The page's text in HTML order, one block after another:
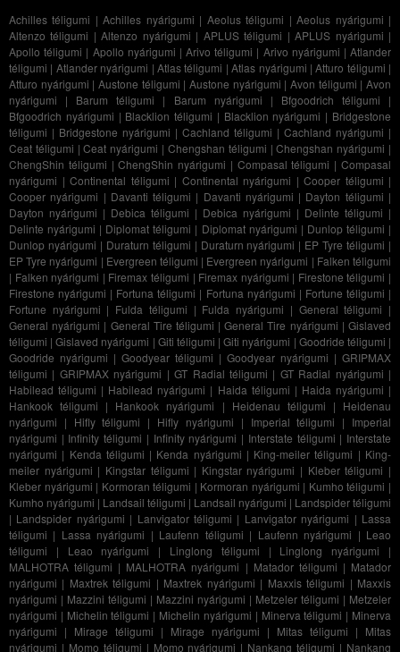
Achilles téligumi |Achilles nyárigumi | Aeolus téligumi |Aeolus nyárigumi |
Altenzo téligumi |Altenzo nyárigumi | APLUS téligumi |APLUS nyárigumi |
Apollo téligumi | Apollo nyárigumi |Arivo téligumi | Arivo nyárigumi |Atlander
téligumi | Atlander nyárigumi | Atlas téligumi |Atlas nyárigumi |Atturo téligumi |
Atturo nyárigumi |Austone téligumi |Austone nyárigumi |Avon téligumi |Avon
nyárigumi | Barum téligumi | Barum nyárigumi | Bfgoodrich téligumi |
Bfgoodrich nyárigumi | Blacklion téligumi | Blacklion nyárigumi | Bridgestone
téligumi | Bridgestone nyárigumi | Cachland téligumi | Cachland nyárigumi |
Ceat téligumi |Ceat nyárigumi | Chengshan téligumi |Chengshan nyárigumi |
ChengShin téligumi |ChengShin nyárigumi | Compasal téligumi |Compasal
nyárigumi | Continental téligumi | Continental nyárigumi | Cooper téligumi |
Cooper nyárigumi | Davanti téligumi | Davanti nyárigumi | Dayton téligumi |
Dayton nyárigumi | Debica téligumi | Debica nyárigumi | Delinte téligumi |
Delinte nyárigumi | Diplomat téligumi | Diplomat nyárigumi | Dunlop téligumi |
Dunlop nyárigumi | Duraturn téligumi | Duraturn nyárigumi | EP Tyre téligumi |
EP Tyre nyárigumi | Evergreen téligumi | Evergreen nyárigumi | Falken téligumi
| Falken nyárigumi | Firemax téligumi | Firemax nyárigumi | Firestone téligumi |
Firestone nyárigumi | Fortuna téligumi | Fortuna nyárigumi | Fortune téligumi |
Fortune nyárigumi | Fulda téligumi | Fulda nyárigumi | General téligumi |
General nyárigumi | General Tire téligumi |General Tire nyárigumi |Gislaved
téligumi |Gislaved nyárigumi | Giti téligumi |Giti nyárigumi | Goodride téligumi |
Goodride nyárigumi | Goodyear téligumi | Goodyear nyárigumi | GRIPMAX
téligumi | GRIPMAX nyárigumi |GT Radial téligumi | GT Radial nyárigumi |
Habilead téligumi | Habilead nyárigumi | Haida téligumi | Haida nyárigumi |
Hankook téligumi | Hankook nyárigumi | Heidenau téligumi | Heidenau
nyárigumi | Hifly téligumi | Hifly nyárigumi | Imperial téligumi | Imperial
nyárigumi | Infinity téligumi | Infinity nyárigumi | Interstate téligumi | Interstate
nyárigumi | Kenda téligumi | Kenda nyárigumi | King-meiler téligumi | King-
meiler nyárigumi | Kingstar téligumi | Kingstar nyárigumi | Kleber téligumi |
Kleber nyárigumi | Kormoran téligumi | Kormoran nyárigumi | Kumho téligumi |
Kumho nyárigumi | Landsail téligumi | Landsail nyárigumi | Landspider téligumi
| Landspider nyárigumi | Lanvigator téligumi | Lanvigator nyárigumi | Lassa
téligumi | Lassa nyárigumi | Laufenn téligumi | Laufenn nyárigumi | Leao
téligumi | Leao nyárigumi | Linglong téligumi | Linglong nyárigumi |
MALHOTRA téligumi | MALHOTRA nyárigumi | Matador téligumi | Matador
nyárigumi | Maxtrek téligumi | Maxtrek nyárigumi | Maxxis téligumi | Maxxis
nyárigumi | Mazzini téligumi | Mazzini nyárigumi | Metzeler téligumi | Metzeler
nyárigumi | Michelin téligumi | Michelin nyárigumi | Minerva téligumi | Minerva
nyárigumi | Mirage téligumi | Mirage nyárigumi | Mitas téligumi | Mitas
nyárigumi | Momo téligumi | Momo nyárigumi | Nankang téligumi | Nankang